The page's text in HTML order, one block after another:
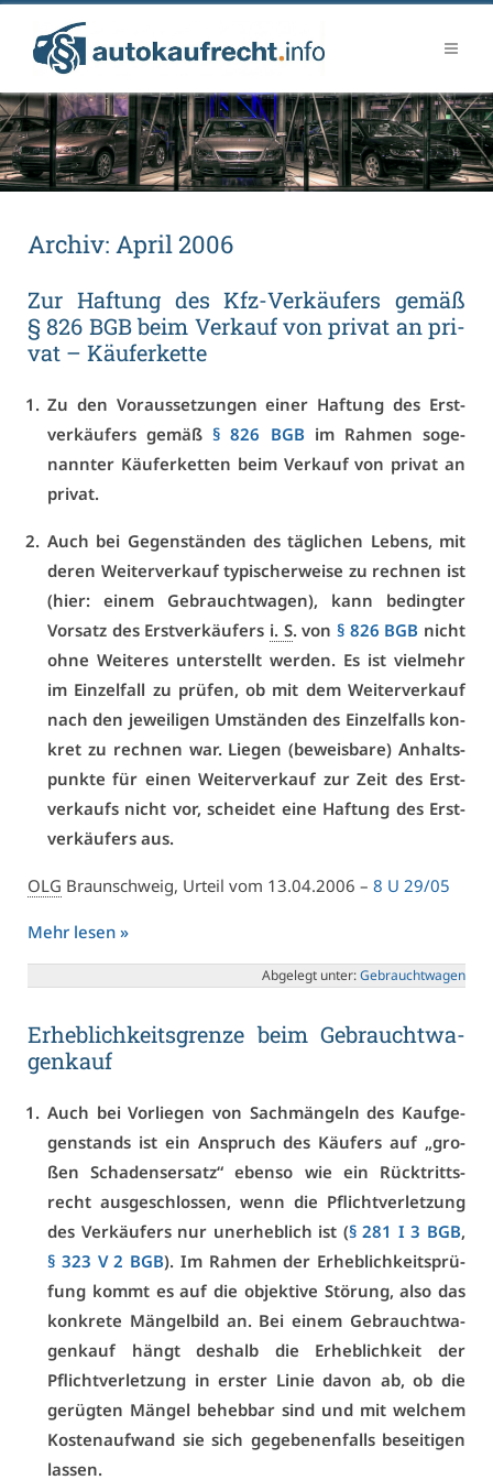
Ar­chiv: April 2006
Zur Haf­tung des Kfz-Ver­käu­fers ge­mäß
§ 826 BGB beim Ver­kauf von pri­vat an pri­
vat – Käu­fer­ket­te
Zu den Vor­aus­set­zun­gen ei­ner Haf­tung des Erst­
ver­käu­fers ge­mäß§ 826 BGB im Rah­men so­ge­
nann­ter Käu­fer­ket­ten beim Ver­kauf von pri­vat an
pri­vat.
Auch bei Ge­gen­stän­den des täg­li­chen Le­bens, mit
de­ren Wei­ter­ver­kauf ty­pi­scher­wei­se zu rech­nen ist
(hier: ei­nem Ge­braucht­wa­gen), kann be­ding­ter
Vor­satz des Erst­ver­käu­fers i. S. von§ 826 BGB nicht
oh­ne Wei­te­res un­ter­stellt wer­den. Es ist viel­mehr
im Ein­zel­fall zu prü­fen, ob mit dem Wei­ter­ver­kauf
nach den je­wei­li­gen Um­stän­den des Ein­zel­falls kon­
kret zu rech­nen war. Lie­gen (be­weis­ba­re) An­halts­
punk­te für ei­nen Wei­ter­ver­kauf zur Zeit des Erst­
ver­kaufs nicht vor, schei­det ei­ne Haf­tung des Erst­
ver­käu­fers aus.
OLG Braun­schweig, Ur­teil vom 13.04.2006 – 8 U 29/05
Mehr le­sen »
Ab­ge­legt un­ter:Ge­braucht­wa­gen
Er­heb­lich­keits­gren­ze beim Ge­braucht­wa­
gen­kauf
Auch bei Vor­lie­gen von Sach­män­geln des Kauf­ge­
gen­stands ist ein An­spruch des Käu­fers auf „gro­
ßen Scha­dens­er­satz“ eben­so wie ein Rück­tritts­
recht aus­ge­schlos­sen, wenn die Pflicht­ver­let­zung
des Ver­käu­fers nur un­er­heb­lich ist (§ 281 I 3 BGB,
§ 323 V 2 BGB). Im Rah­men der Er­heb­lich­keits­prü­
fung kommt es auf die ob­jek­ti­ve Stö­rung, al­so das
kon­kre­te Män­gel­bild an. Bei ei­nem Ge­braucht­wa­
gen­kauf hängt des­halb die Er­heb­lich­keit der
Pflicht­ver­let­zung in ers­ter Li­nie da­von ab, ob die
ge­rüg­ten Män­gel be­heb­bar sind und mit wel­chem
Kos­ten­auf­wand sie sich ge­ge­be­nen­falls be­sei­ti­gen
las­sen.